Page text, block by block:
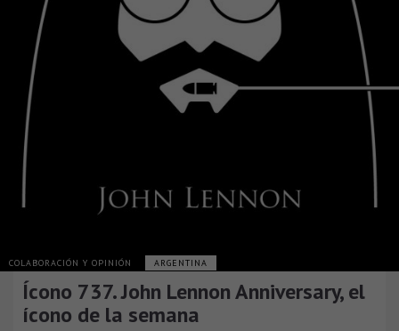
COLABORACIÓN Y OPINIÓN ARGENTINA
Ícono 737. John Lennon Anniversary, el
ícono de la semana